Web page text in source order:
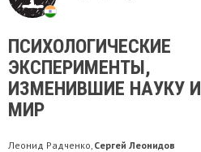
ПСИХОЛОГИЧЕСКИЕ
ЭКСПЕРИМЕНТЫ,
ИЗМЕНИВШИЕ НАУКУ И
МИР
Леонид Радченко, Сергей Леонидов